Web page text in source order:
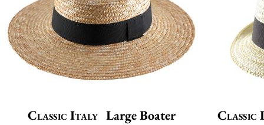
Classic Italy Large Boater Classic